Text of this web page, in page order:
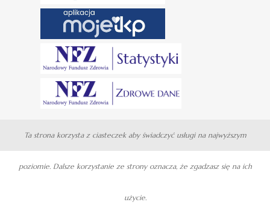
Ta strona korzysta z ciasteczek aby świadczyć usługi na najwyższym
poziomie. Dalsze korzystanie ze strony oznacza, że zgadzasz się na ich
użycie.